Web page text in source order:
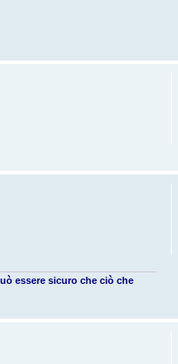
essere sicuro che ciò che